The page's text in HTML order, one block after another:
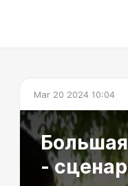
Mar 20 2024 10:04
-